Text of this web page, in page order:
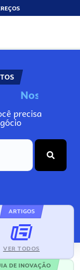
No
precisa
ARTIGOS
VER TODOS
DE INOVAÇÃO